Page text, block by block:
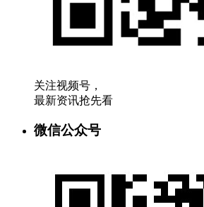
关注视频号，
最新资讯抢先看
微信公众号